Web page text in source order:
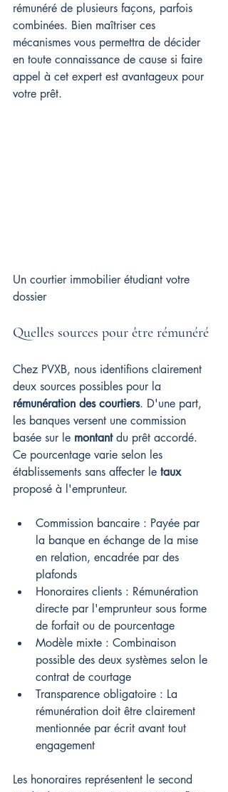
rémunéré de plusieurs façons, parfois
combinées. Bien maîtriser ces
mécanismes vous permettra de décider
en toute connaissance de cause si faire
appel à cet expert est avantageux pour
votre prêt.
Un courtier immobilier étudiant votre
dossier
Quelles sources pour être rémunéré
Chez PVXB, nous identifions clairement
deux sources possibles pour la
rémunération des courtiers. D'une part,
les banques versent une commission
basée sur le montant du prêt accordé.
Ce pourcentage varie selon les
établissements sans affecter le taux
proposé à l'emprunteur.
Commission bancaire : Payée par
la banque en échange de la mise
en relation, encadrée par des
plafonds
Honoraires clients : Rémunération
directe par l'emprunteur sous forme
de forfait ou de pourcentage
Modèle mixte : Combinaison
possible des deux systèmes selon le
contrat de courtage
Transparence obligatoire : La
rémunération doit être clairement
mentionnée par écrit avant tout
engagement
Les honoraires représentent le second